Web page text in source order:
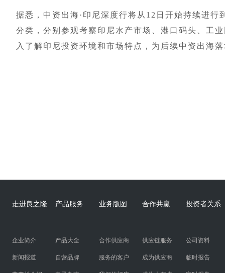
据悉，中资出海·印尼深度行将从12日开始持续进行
分类，分别参观考察印尼水产市场、港口码头、工
入了解印尼投资环境和市场特点，为后续中资出海
走进良之隆
企业简介
新闻报道
产品服务
产品大全
自营品牌
业务版图
合作供应商
服务的客户
合作共赢
供应链服务
成为供应商
投资者关系
公司资料
临时报告